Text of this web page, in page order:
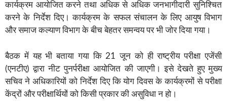
कार्यक्रम आयोजित करने तथा अधिक से अधिक जनभागीदारी सुनिश्चित
करने के निर्देश दिए। कार्यक्रम के सफल संचालन के लिए आयुष विभाग
और समाज कल्याण विभाग के बीच बेहतर समन्वय पर भी जोर दिया गया।
बैठक में यह भी बताया गया कि 21 जून को ही राष्ट्रीय परीक्षा एजेंसी
(एनटीए) द्वारा नीट पुनर्परीक्षा आयोजित की जाएगी। इसे देखते हुए मुख्य
सचिव ने अधिकारियों को निर्देश दिए कि योग दिवस के कार्यक्रमों से परीक्षा
केंद्रों और परीक्षार्थियों को किसी प्रकार की असुविधा न हो।